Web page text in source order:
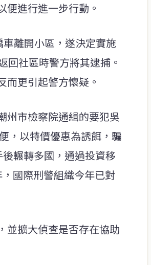
進行進一步行動。
離開小區，遂決定實施
回社區時警方將其逮捕。
更引起警方懷疑。
州市檢察院通緝的要犯吳
，以特價優惠為誘餌，騙
輾轉多國，通過投資移
國際刑警組織今年已對
並擴大偵查是否存在協助